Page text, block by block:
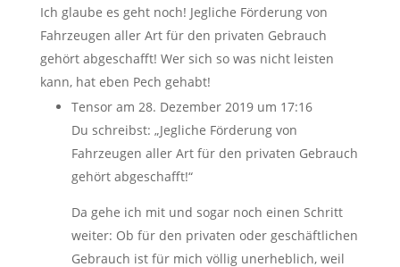
Ich glaube es geht noch! Jegliche Förderung von
Fahrzeugen aller Art für den privaten Gebrauch
gehört abgeschafft! Wer sich so was nicht leisten
kann, hat eben Pech gehabt!
Tensor am 28. Dezember 2019 um 17:16
Du schreibst: „Jegliche Förderung von
Fahrzeugen aller Art für den privaten Gebrauch
gehört abgeschafft!“
Da gehe ich mit und sogar noch einen Schritt
weiter: Ob für den privaten oder geschäftlichen
Gebrauch ist für mich völlig unerheblich, weil